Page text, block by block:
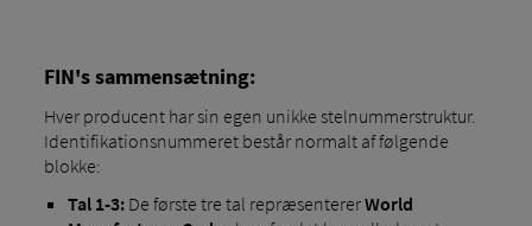
FIN's sammensætning:
Hver producent har sin egen unikke stelnummerstruktur.
Identifikationsnummeret består normalt af følgende
blokke:
Tal 1-3:De første tre tal repræsentererWorld